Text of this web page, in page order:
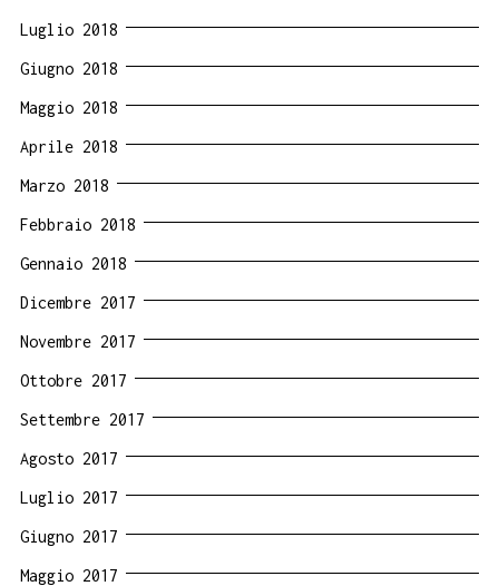
Luglio 2018
Giugno 2018
Maggio 2018
Aprile 2018
Marzo 2018
Febbraio 2018
Gennaio 2018
Dicembre 2017
Novembre 2017
Ottobre 2017
Settembre 2017
Agosto 2017
Luglio 2017
Giugno 2017
Maggio 2017